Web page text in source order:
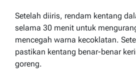
Setelah diiris, rendam kentang
selama 30 menit untuk
mencegah warna kecoklatan.
pastikan kentang benar-benar
goreng.